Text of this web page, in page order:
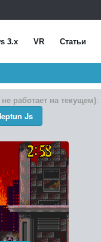
3.x VR Статьи
работает на текущем):
Js